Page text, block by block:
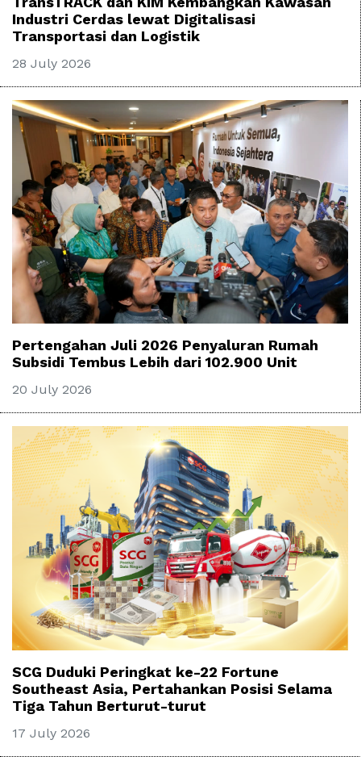
Industri Cerdas lewat Digitalisasi
Transportasi dan Logistik
28 July 2026
Pertengahan Juli 2026 Penyaluran Rumah
Subsidi Tembus Lebih dari 102.900 Unit
20 July 2026
SCG Duduki Peringkat ke-22 Fortune
Southeast Asia, Pertahankan Posisi Selama
Tiga Tahun Berturut-turut
17 July 2026